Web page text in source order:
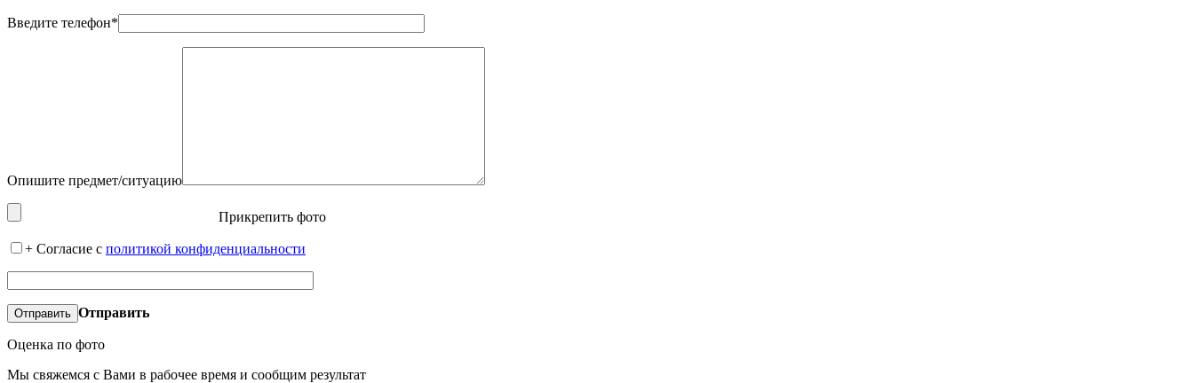
Введите телефон*
Опишите предмет/ситуацию
Прикрепить фото
+ Согласие с политикой конфиденциальности
Отправить
Оценка по фото
Мы свяжемся с Вами в рабочее время и сообщим результат